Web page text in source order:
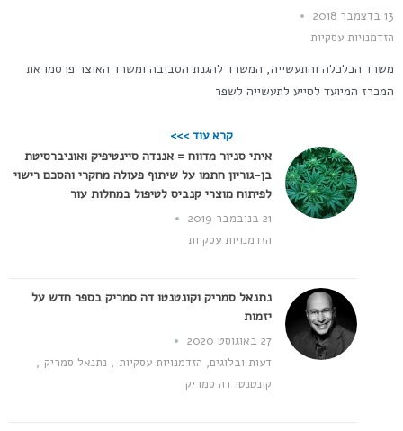
13 בדצמבר 2018
הזדמנויות עסקיות
משרד הכלכלה והתעשייה, המשרד להגנת הסביבה ומשרד האוצר פרסמו את
המכרז המיועד לסייע לתעשייה לשפר
קרא עוד >>>
איתי סניור מדווח = אננדה סיינטיפיק ואוניברסיטת
בן-גוריון חתמו על שיתוף פעולה מחקרי והסכם רישוי
לפיתוח מוצרי קנביס לטיפול במחלות עור
21 בנובמבר 2019
הזדמנויות עסקיות
נתנאל סמריק וקונטנטו דה סמריק בספר חדש על
יזמות
27 באוגוסט 2020
דעות ובלוגים, הזדמנויות עסקיות ,נתנאל סמריק ,
קונטנטו דה סמריק